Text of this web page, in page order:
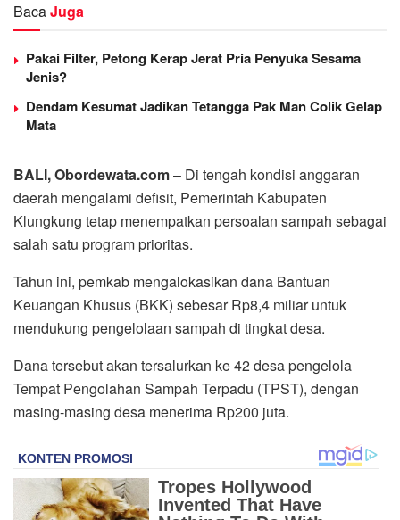
BacaJuga
Pakai Filter, Petong Kerap Jerat Pria Penyuka Sesama
Jenis?
Dendam Kesumat Jadikan Tetangga Pak Man Colik Gelap
Mata
BALI, Obordewata.com– Di tengah kondisi anggaran
daerah mengalami defisit, Pemerintah Kabupaten
Klungkung tetap menempatkan persoalan sampah sebagai
salah satu program prioritas.
Tahun ini, pemkab mengalokasikan dana Bantuan
Keuangan Khusus (BKK) sebesar Rp8,4 miliar untuk
mendukung pengelolaan sampah di tingkat desa.
Dana tersebut akan tersalurkan ke 42 desa pengelola
Tempat Pengolahan Sampah Terpadu (TPST), dengan
masing-masing desa menerima Rp200 juta.